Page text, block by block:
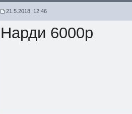
21.5.2018, 12:46
Нарди 6000р